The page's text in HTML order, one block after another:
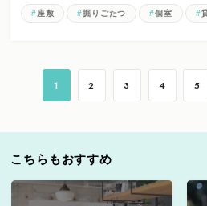
座敷 掘りごたつ 個室
1 2 3 4 5
こちらもおすすめ